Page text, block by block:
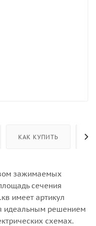
КАК КУПИТЬ
зажимаемых
сечения
имеет артикул
идеальным решением
схемах.